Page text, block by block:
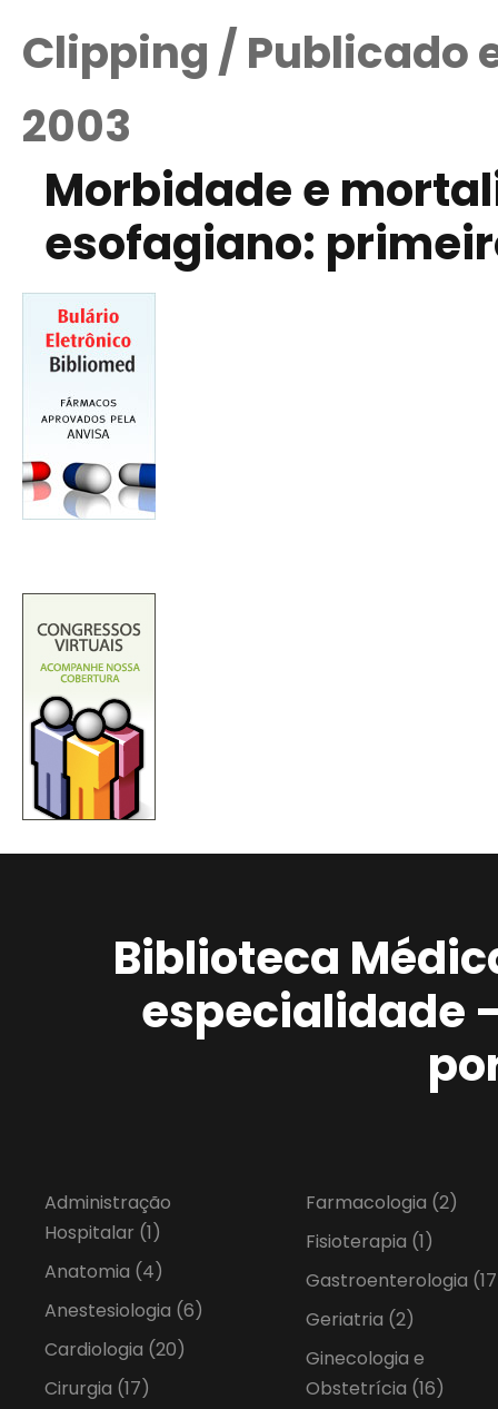
Clipping / Publicado
2003
Morbidade e
esofagiano:
Biblioteca
especialidade
Administração
Hospitalar (1)
Anatomia (4)
Anestesiologia (6)
Cardiologia (20)
Cirurgia (17)
Farmacologia (2)
Fisioterapia (1)
Gastroenterologia
Geriatria (2)
Ginecologia e
Obstetrícia (16)